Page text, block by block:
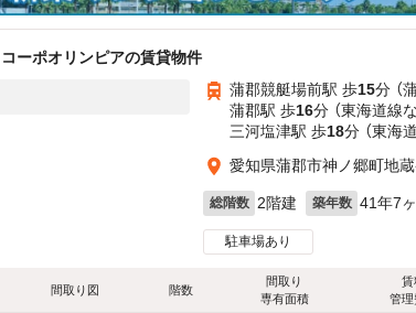
コーポオリンピアの賃貸物件
蒲郡競艇場前駅 歩15分 （
蒲郡駅 歩16分 （東海道線
三河塩津駅 歩18分 （東海道
愛知県蒲郡市神ノ郷町地
総階数 2階建 築年数 41年7
駐車場あり
間取り図 階数
間取り
専有面積
賃
管理